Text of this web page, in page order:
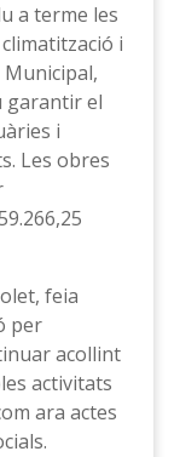
a terme les
i
Municipal,
garantir el
i
Les obres
feia
per
acollint
activitats
ara actes